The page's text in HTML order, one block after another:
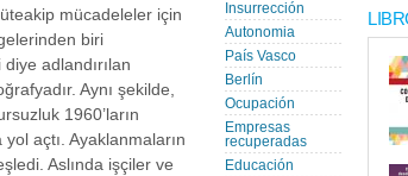
mücadeleler için
biri
adlandırılan
Aynı şekilde,
1960’ların
açtı. Ayaklanmaların
Aslında işçiler ve
Insurrección
Autonomia
País Vasco
Berlín
Ocupación
Empresas
recuperadas
Educación